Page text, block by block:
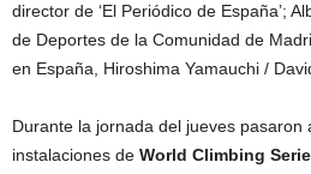
director de ‘El Periódico de España’;
de Deportes de la Comunidad de
en España, Hiroshima Yamauchi /
Durante la jornada del jueves pasaron
instalaciones de World Climbing